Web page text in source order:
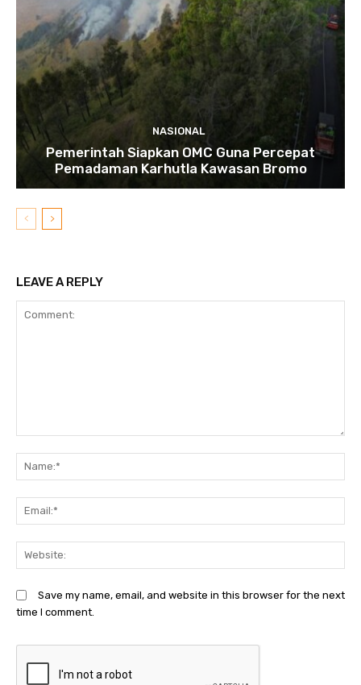
NASIONAL
Pemerintah Siapkan OMC Guna Percepat
Pemadaman Karhutla Kawasan Bromo
LEAVE A REPLY
Save my name, email, and website in this browser for the next
time I comment.